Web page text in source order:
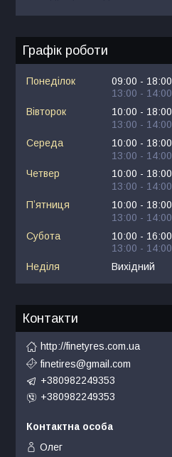
Графік роботи
Понеділок 09:00
18:00
13:00
14:00
Вівторок
10:00
18:00
13:00
14:00
Середа
10:00
18:00
13:00
14:00
Четвер
10:00
18:00
13:00
14:00
Пʼятниця
10:00
18:00
13:00
14:00
Субота
10:00
16:00
13:00
14:00
Неділя
Вихідний
Контакти
http://finetyres.com.ua
finetires@gmail.com
+380982249353
+380982249353
Олег